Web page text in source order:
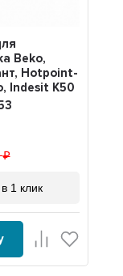
Beko,
Hotpoint-
Indesit K50
1 клик